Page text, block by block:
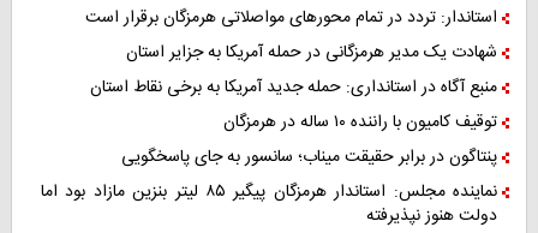
استاندار: تردد در تمام محورهای مواصلاتی هرمزگان برقرار است
شهادت یک مدیر هرمزگانی در حمله آمریکا به جزایر استان
منبع آگاه در استانداری: حمله جدید آمریکا به برخی نقاط استان
توقیف کامیون با راننده ۱۰ ساله در هرمزگان
پنتاگون در برابر حقیقت میناب؛ سانسور به جای پاسخگویی
نماینده مجلس: استاندار هرمزگان پیگیر ۸۵ لیتر بنزین مازاد بود اما
دولت هنوز نپذیرفته